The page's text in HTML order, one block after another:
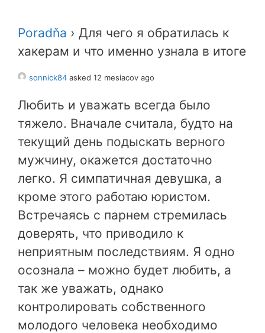
Poradňa › Для чего я обратилась к
хакерам и что именно узнала в итоге
sonnick84 asked 12 mesiacov ago
Любить и уважать всегда было
тяжело. Вначале считала, будто на
текущий день подыскать верного
мужчину, окажется достаточно
легко. Я симпатичная девушка, а
кроме этого работаю юристом.
Встречаясь с парнем стремилась
доверять, что приводило к
неприятным последствиям. Я одно
осознала – можно будет любить, а
так же уважать, однако
контролировать собственного
молодого человека необходимо